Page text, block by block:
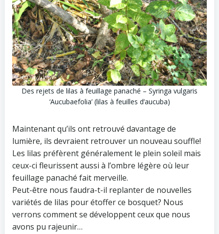
Des rejets de lilas à feuillage panaché – Syringa vulgaris
‘Aucubaefolia’ (lilas à feuilles d’aucuba)
Maintenant qu’ils ont retrouvé davantage de
lumière, ils devraient retrouver un nouveau souffle!
Les lilas préfèrent généralement le plein soleil mais
ceux-ci fleurissent aussi à l’ombre légère où leur
feuillage panaché fait merveille.
Peut-être nous faudra-t-il replanter de nouvelles
variétés de lilas pour étoffer ce bosquet? Nous
verrons comment se développent ceux que nous
avons pu rajeunir…